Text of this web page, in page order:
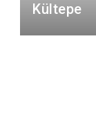
Kültepe